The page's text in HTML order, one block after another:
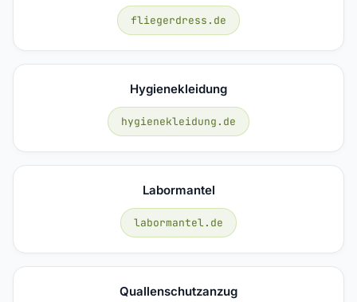
fliegerdress.de
Hygienekleidung
hygienekleidung.de
Labormantel
labormantel.de
Quallenschutzanzug